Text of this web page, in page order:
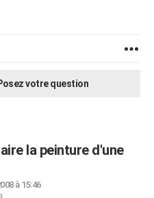
votre question
la peinture d'une
à 15:46